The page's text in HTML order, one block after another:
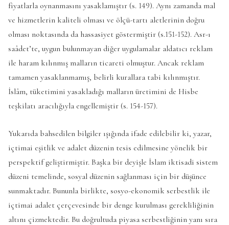
fiyatlarla oynanmasını yasaklamıştır (s. 149). Aynı zamanda mal
ve hizmetlerin kaliteli olması ve ölçü-tartı aletlerinin doğru
olması noktasında da hassasiyet göstermiştir (s.151-152). Asr-ı
saâdet’te, uygun bulunmayan diğer uygulamalar aldatıcı reklam
ile haram kılınmış malların ticareti olmuştur. Ancak reklam
tamamen yasaklanmamış, belirli kurallara tabi kılınmıştır.
İslâm, tüketimini yasakladığı malların üretimini de Hisbe
teşkilatı aracılığıyla engellemiştir (s. 154-157).
Yukarıda bahsedilen bilgiler ışığında ifade edilebilir ki, yazar,
içtimai eşitlik ve adalet düzenin tesis edilmesine yönelik bir
perspektif geliştirmiştir. Başka bir deyişle İslam iktisadi sistem
düzeni temelinde, sosyal düzenin sağlanması için bir düşünce
sunmaktadır. Bununla birlikte, sosyo-ekonomik serbestlik ile
içtimai adalet çerçevesinde bir denge kurulması gerekliliğinin
altını çizmektedir. Bu doğrultuda piyasa serbestliğinin yanı sıra